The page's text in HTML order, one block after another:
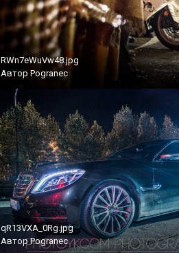
RWn7eWuVw48.jpg
Автор Pogranec
qR13VXA_0Rg.jpg
АвторPogranec